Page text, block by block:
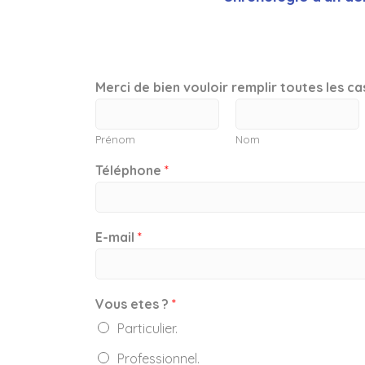
Merci de bien vouloir remplir toutes les
Prénom Nom
Téléphone *
E-mail *
Vous etes ? *
Particulier.
Professionnel.